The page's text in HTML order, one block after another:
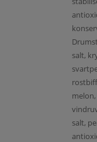
salt,
salt,